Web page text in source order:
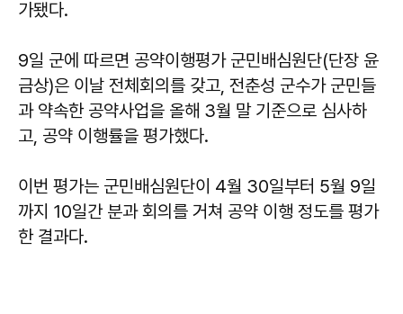
가됐다.
9일 군에 따르면 공약이행평가 군민배심원단(단장 윤
금상)은 이날 전체회의를 갖고, 전춘성 군수가 군민들
과 약속한 공약사업을 올해 3월 말 기준으로 심사하
고, 공약 이행률을 평가했다.
이번 평가는 군민배심원단이 4월 30일부터 5월 9일
까지 10일간 분과 회의를 거쳐 공약 이행 정도를 평가
한 결과다.